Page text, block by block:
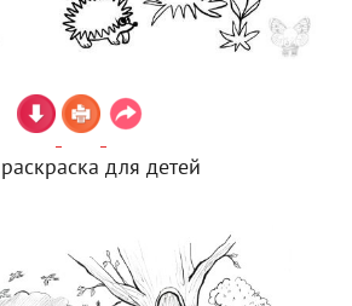
для детей